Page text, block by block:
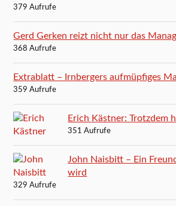
379 Aufrufe
Gerd Gerken reizt nicht nur das
368 Aufrufe
Extrablatt – Irnbergers aufmüpfiges
359 Aufrufe
Erich Kästner: Trotzdem
351 Aufrufe
John Naisbitt – Ein
wird
329 Aufrufe